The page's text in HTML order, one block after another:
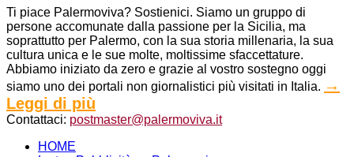
Ti piace Palermoviva? Sostienici. Siamo un gruppo di
persone accomunate dalla passione per la Sicilia, ma
soprattutto per Palermo, con la sua storia millenaria, la sua
cultura unica e le sue molte, moltissime sfaccettature.
Abbiamo iniziato da zero e grazie al vostro sostegno oggi
siamo uno dei portali non giornalistici più visitati in Italia. →
Leggi di più
Contattaci: postmaster@palermoviva.it
HOME